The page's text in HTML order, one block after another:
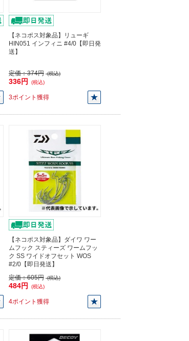
【ネコポス対象品】リューギ
HIN051 インフィニ #4/0【即日発
送】
定価：374円 (税込)
336円 (税込)
3ポイント獲得
【ネコポス対象品】ダイワ ワー
ムフック スティーズ ワームフッ
ク SS ワイドオフセット WOS
#2/0【即日発送】
定価：605円 (税込)
484円 (税込)
4ポイント獲得